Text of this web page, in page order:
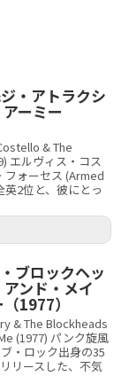
・アトラクシ
ーミー
& The
エルヴィス・コス
フォーセス (Armed
2位と、彼にとっ
ブロックヘッ
ンド・メイ
1977）
& The Blockheads
(1977) パンク旋風
・ロック出身の35
リースした、不気